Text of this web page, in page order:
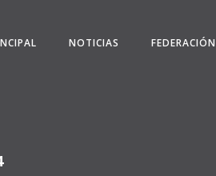
NOTICIAS FEDERACIÓN